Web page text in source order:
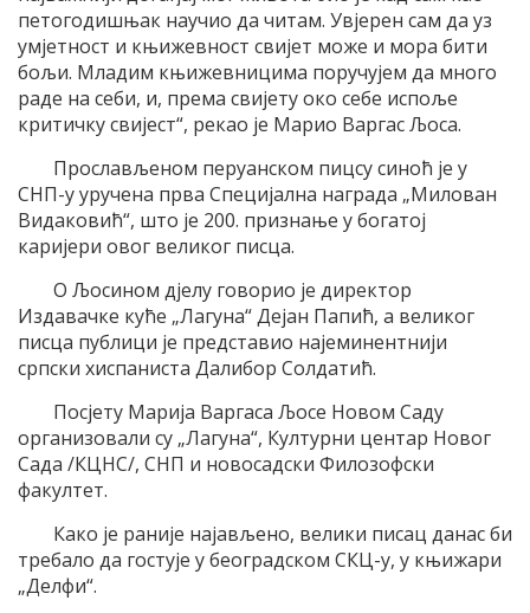
петогодишњак научио да читам. Увјерен сам да уз
умјетност и књижевност свијет може и мора бити
бољи. Младим књижевницима поручујем да много
раде на себи, и, према свијету око себе испоље
критичку свијест“, рекао је Марио Варгас Љоса.
Прослављеном перуанском пицсу синоћ је у
СНП-у уручена прва Специјална награда „Милован
Видаковић“, што је 200. признање у богатој
каријери овог великог писца.
О Љосином дјелу говорио је директор
Издавачке куће „Лагуна“ Дејан Папић, а великог
писца публици је представио најеминентнији
српски хиспаниста Далибор Солдатић.
Посјету Марија Варгаса Љосе Новом Саду
организовали су „Лагуна“, Културни центар Новог
Сада /КЦНС/, СНП и новосадски Филозофски
факултет.
Како је раније најављено, велики писац данас би
требало да гостује у београдском СКЦ-у, у књижари
„Делфи“.